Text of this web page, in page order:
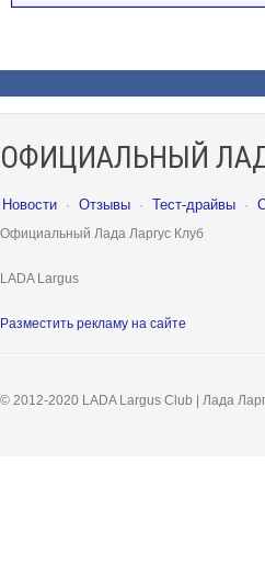
ОФИЦИАЛЬНЫЙ
Новости · Отзывы · Тест-драйвы ·
Официальный Лада Ларгус Клуб
LADA Largus
Разместить рекламу на сайте
© 2012-2020 LADA Largus Club | Лада